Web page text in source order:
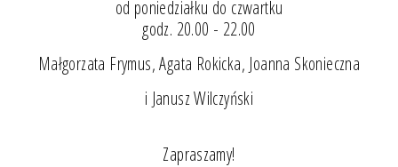
od poniedziałku do czwartku
godz. 20.00 - 22.00
Małgorzata Frymus, Agata Rokicka, Joanna Skonieczna
i Janusz Wilczyński
Zapraszamy!